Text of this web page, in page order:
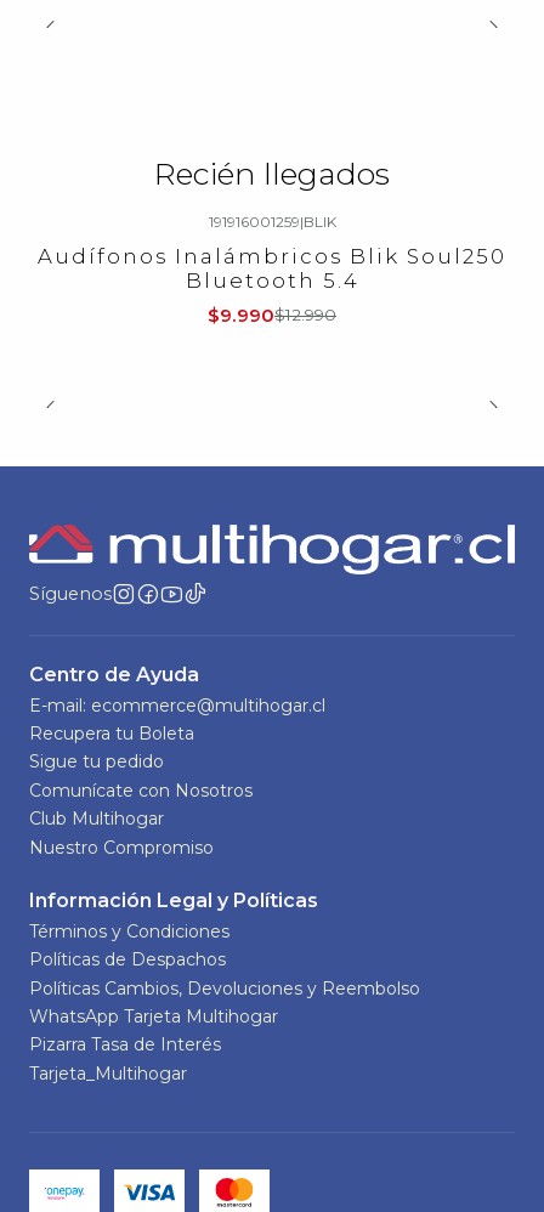
Recién llegados
-23%OFF
191916001259|BLIK
Audífonos Inalámbricos Blik Soul250
Bluetooth 5.4
$9.990$12.990
Síguenos
Centro de Ayuda
E-mail: ecommerce@multihogar.cl
Recupera tu Boleta
Sigue tu pedido
Comunícate con Nosotros
Club Multihogar
Nuestro Compromiso
Información Legal y Políticas
Términos y Condiciones
Políticas de Despachos
Políticas Cambios, Devoluciones y Reembolso
WhatsApp Tarjeta Multihogar
Pizarra Tasa de Interés
Tarjeta_Multihogar